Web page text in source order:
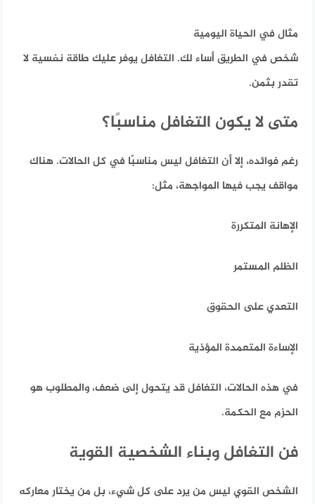
مثال في الحياة اليومية
شخص في الطريق أساء لك. التغافل يوفر عليك طاقة نفسية لا
تقدر بثمن.
متى لا يكون التغافل مناسبًا؟
رغم فوائده، إلا أن التغافل ليس مناسبًا في كل الحالات. هناك
مواقف يجب فيها المواجهة، مثل:
الإهانة المتكررة
الظلم المستمر
التعدي على الحقوق
الإساءة المتعمدة المؤذية
في هذه الحالات، التغافل قد يتحول إلى ضعف، والمطلوب هو
الحزم مع الحكمة.
فن التغافل وبناء الشخصية القوية
الشخص القوي ليس من يرد على كل شيء، بل من يختار معاركه